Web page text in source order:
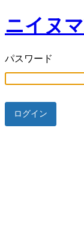
ニイヌ
パスワード